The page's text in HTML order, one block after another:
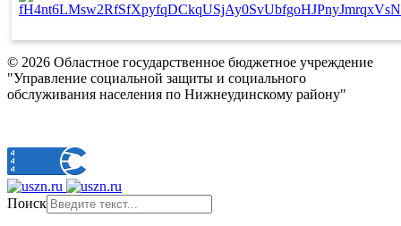
© 2026 Областное государственное бюджетное учреждение
"Управление социальной защиты и социального
обслуживания населения по Нижнеудинскому району"
Поиск